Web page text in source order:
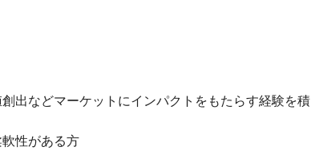
出などマーケットにインパクトをもたらす経験を積
性がある方